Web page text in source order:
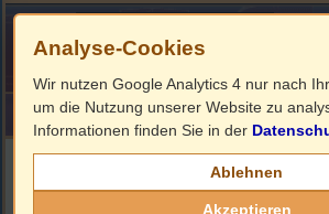
HOME ImpressumLinks
Filmbeschreibung, Cover &
Analyse-Cookies
Wir nutzen Google Analytics 4 nur nach
um die Nutzung unserer Website zu
Informationen finden Sie in der
Ablehnen
Akzeptieren